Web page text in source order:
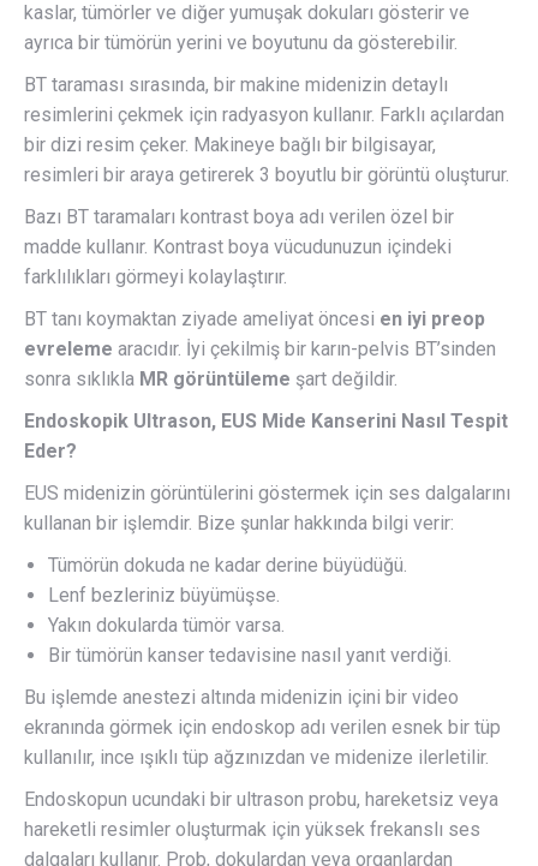
kaslar, tümörler ve diğer yumuşak dokuları gösterir ve
ayrıca bir tümörün yerini ve boyutunu da gösterebilir.
BT taraması sırasında, bir makine midenizin detaylı
resimlerini çekmek için radyasyon kullanır. Farklı açılardan
bir dizi resim çeker. Makineye bağlı bir bilgisayar,
resimleri bir araya getirerek 3 boyutlu bir görüntü oluşturur.
Bazı BT taramaları kontrast boya adı verilen özel bir
madde kullanır. Kontrast boya vücudunuzun içindeki
farklılıkları görmeyi kolaylaştırır.
BT tanı koymaktan ziyade ameliyat öncesi en iyi preop
evreleme aracıdır. İyi çekilmiş bir karın-pelvis BT’sinden
sonra sıklıkla MR görüntüleme şart değildir.
Endoskopik Ultrason, EUS Mide Kanserini Nasıl Tespit
Eder?
EUS midenizin görüntülerini göstermek için ses dalgalarını
kullanan bir işlemdir. Bize şunlar hakkında bilgi verir:
Tümörün dokuda ne kadar derine büyüdüğü.
Lenf bezleriniz büyümüşse.
Yakın dokularda tümör varsa.
Bir tümörün kanser tedavisine nasıl yanıt verdiği.
Bu işlemde anestezi altında midenizin içini bir video
ekranında görmek için endoskop adı verilen esnek bir tüp
kullanılır, ince ışıklı tüp ağzınızdan ve midenize ilerletilir.
Endoskopun ucundaki bir ultrason probu, hareketsiz veya
hareketli resimler oluşturmak için yüksek frekanslı ses
dalgaları kullanır. Prob, dokulardan veya organlardan